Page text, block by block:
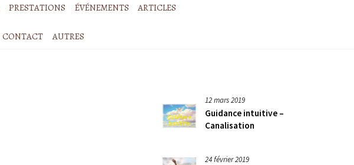
PRESTATIONS ÉVÉNEMENTS ARTICLES
CONTACT AUTRES
12 mars 2019
Guidance intuitive –
Canalisation
24 février 2019